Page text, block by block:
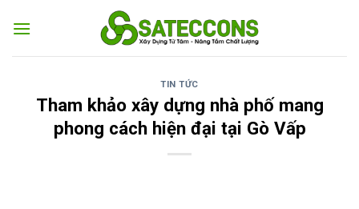
TIN TỨC
Tham khảo xây dựng nhà phố mang
phong cách hiện đại tại Gò Vấp